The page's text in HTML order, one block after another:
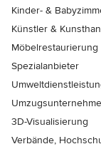
Kinder- &
Künstler &
Möbelrestaurierung
Spezialanbieter
3D-Visualisierung
Verbände,